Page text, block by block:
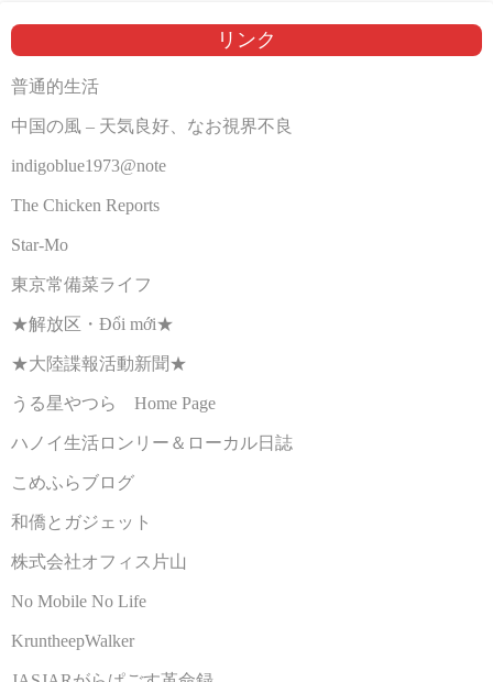
リンク
普通的生活
中国の風 – 天気良好、なお視界不良
indigoblue1973@note
The Chicken Reports
Star-Mo
東京常備菜ライフ
★解放区・Đổi mới★
★大陸諜報活動新聞★
うる星やつら Home Page
ハノイ生活ロンリー＆ローカル日誌
こめふらブログ
和僑とガジェット
株式会社オフィス片山
No Mobile No Life
KruntheepWalker